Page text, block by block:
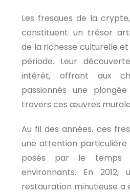
Les fresques de la
constituent un trésor
de la richesse culturelle
période. Leur
intérêt, offrant aux
passionnés une
travers ces œuvres
Au fil des années, ces
une attention particulière
posés par le temps
environnants. En 2012,
restauration minutieuse